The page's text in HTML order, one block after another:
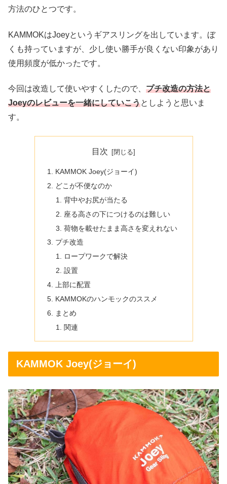
方法のひとつです。
KAMMOKはJoeyというギアスリングを出しています。ぼ
くも持っていますが、少し使い勝手が良くない印象があり
使用頻度が低かったです。
今回は改造して使いやすくしたので、 プチ改造の方法と
Joeyのレビューを一緒にしていこうとしようと思いま
す。
目次
KAMMOK Joey(ジョーイ)
どこが不便なのか
背中やお尻が当たる
座る高さの下につけるのは難しい
荷物を載せたまま高さを変えれない
プチ改造
ロープワークで解決
設置
上部に配置
KAMMOKのハンモックのススメ
まとめ
関連
KAMMOK Joey(ジョーイ)